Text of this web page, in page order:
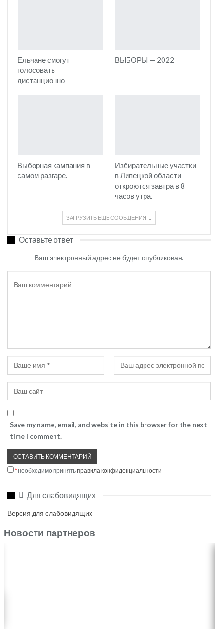
Ельчане смогут
голосовать
дистанционно
ВЫБОРЫ — 2022
Выборная кампания в
самом разгаре.
Избирательные участки
в Липецкой области
откроются завтра в 8
часов утра.
ЗАГРУЗИТЬ ЕЩЕ СООБЩЕНИЯ
Оставьте ответ
Ваш электронный адрес не будет опубликован.
Save my name, email, and website in this browser for the next
time I comment.
*необходимо принятьправила конфиденциальности
Для слабовидящих
Версия для слабовидящих
Новости партнеров